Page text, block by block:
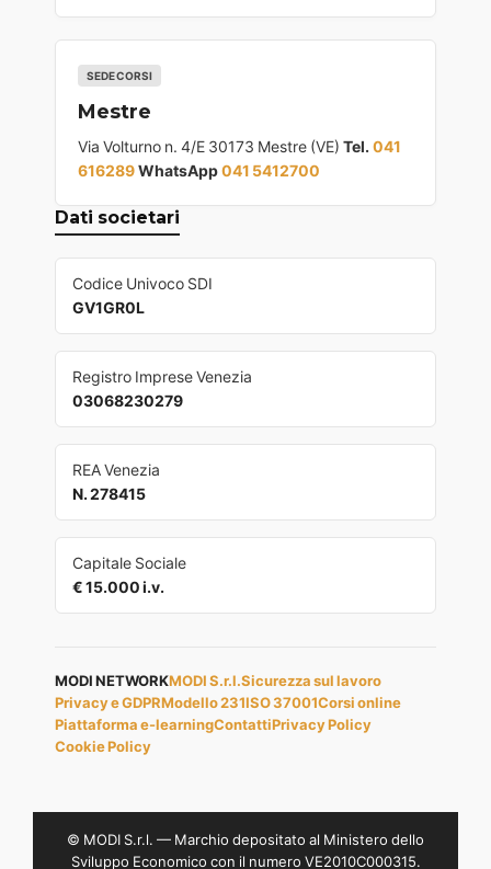
SEDE CORSI
Mestre
Via Volturno n. 4/E 30173 Mestre (VE) Tel. 041
616289WhatsApp041 5412700
Dati societari
Codice Univoco SDI
GV1GR0L
Registro Imprese Venezia
03068230279
REA Venezia
N. 278415
Capitale Sociale
€ 15.000 i.v.
MODI NETWORKMODI S.r.l.Sicurezza sul lavoro
Privacy e GDPRModello 231ISO 37001Corsi online
Piattaforma e-learningContattiPrivacy Policy
Cookie Policy
© MODI S.r.l. — Marchio depositato al Ministero dello
Sviluppo Economico con il numero VE2010C000315.